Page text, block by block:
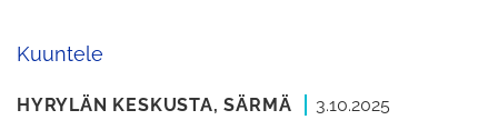
Kuuntele
HYRYLÄN KESKUSTA,SÄRMÄ 3.10.2025